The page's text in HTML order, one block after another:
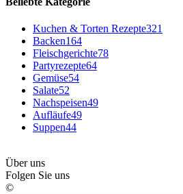
Kuchen & Torten Rezepte321
Backen164
Fleischgerichte78
Partyrezepte64
Gemüse54
Salate52
Nachspeisen49
Aufläufe49
Suppen44
Über uns
Folgen Sie uns
©